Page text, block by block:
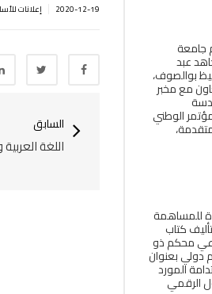
2020-12-19 إعلانات
السابق
اللغة
جامعة
عبد
بوالصوف،
مع مخبر
الوطني
للمساهمة
كتاب
محكم ذو
دولي بعنوان
المورد
الرقمي